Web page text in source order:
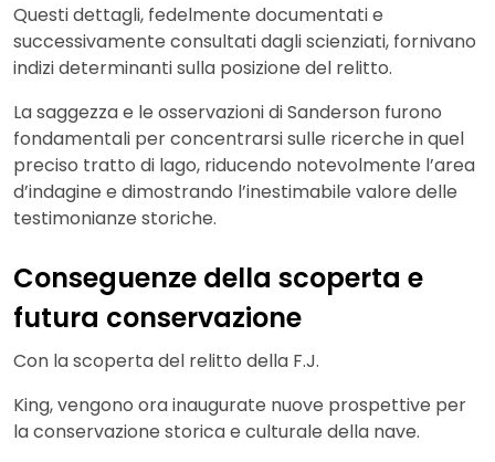
Questi dettagli, fedelmente documentati e
successivamente consultati dagli scienziati, fornivano
indizi determinanti sulla posizione del relitto.
La saggezza e le osservazioni di Sanderson furono
fondamentali per concentrarsi sulle ricerche in quel
preciso tratto di lago, riducendo notevolmente l’area
d’indagine e dimostrando l’inestimabile valore delle
testimonianze storiche.
Conseguenze della scoperta e
futura conservazione
Con la scoperta del relitto della F.J.
King, vengono ora inaugurate nuove prospettive per
la conservazione storica e culturale della nave.